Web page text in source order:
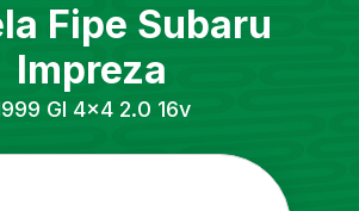
Fipe Subaru
Impreza
Gl 4x4 2.0 16v